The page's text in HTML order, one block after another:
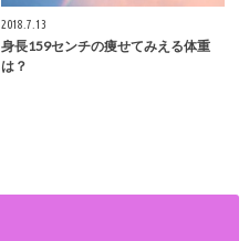
2018.7.13
身長159センチの痩せてみえる体重
は？